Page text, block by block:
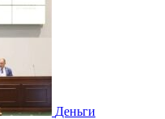
Деньги